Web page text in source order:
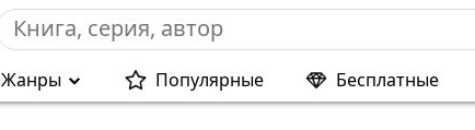
Жанры Популярные Бесплатные